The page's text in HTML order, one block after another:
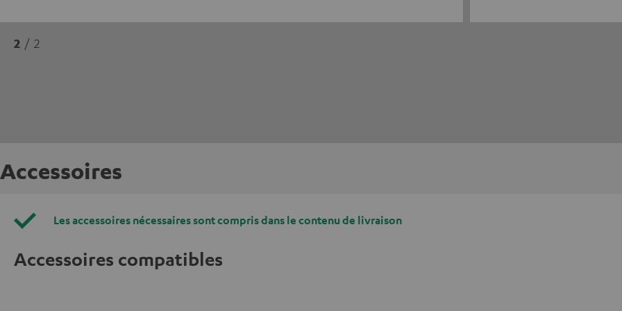
2 / 2
Accessoires
Les accessoires nécessaires sont compris dans le contenu de livraison
Accessoires compatibles